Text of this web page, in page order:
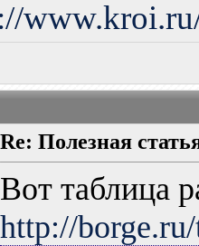
Re: Полезная
Вот таблица
http://